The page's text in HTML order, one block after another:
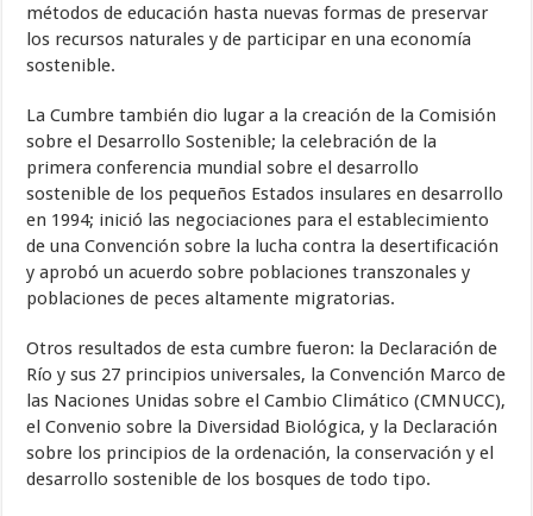
métodos de educación hasta nuevas formas de preservar
los recursos naturales y de participar en una economía
sostenible.
La Cumbre también dio lugar a la creación de la Comisión
sobre el Desarrollo Sostenible; la celebración de la
primera conferencia mundial sobre el desarrollo
sostenible de los pequeños Estados insulares en desarrollo
en 1994; inició las negociaciones para el establecimiento
de una Convención sobre la lucha contra la desertificación
y aprobó un acuerdo sobre poblaciones transzonales y
poblaciones de peces altamente migratorias.
Otros resultados de esta cumbre fueron: la Declaración de
Río y sus 27 principios universales, la Convención Marco de
las Naciones Unidas sobre el Cambio Climático (CMNUCC),
el Convenio sobre la Diversidad Biológica, y la Declaración
sobre los principios de la ordenación, la conservación y el
desarrollo sostenible de los bosques de todo tipo.